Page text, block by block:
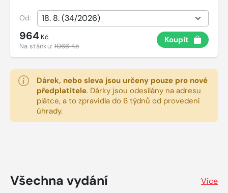
Od:
964 Kč
Na stánku:1066 Kč
Koupit
Dárek, nebo sleva jsou určeny pouze pro nové
předplatitele. Dárky jsou odesílány na adresu
plátce, a to zpravidla do 6 týdnů od provedení
úhrady.
Všechna vydání Více